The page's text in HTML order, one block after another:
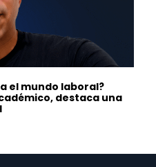
el mundo laboral?
destaca una